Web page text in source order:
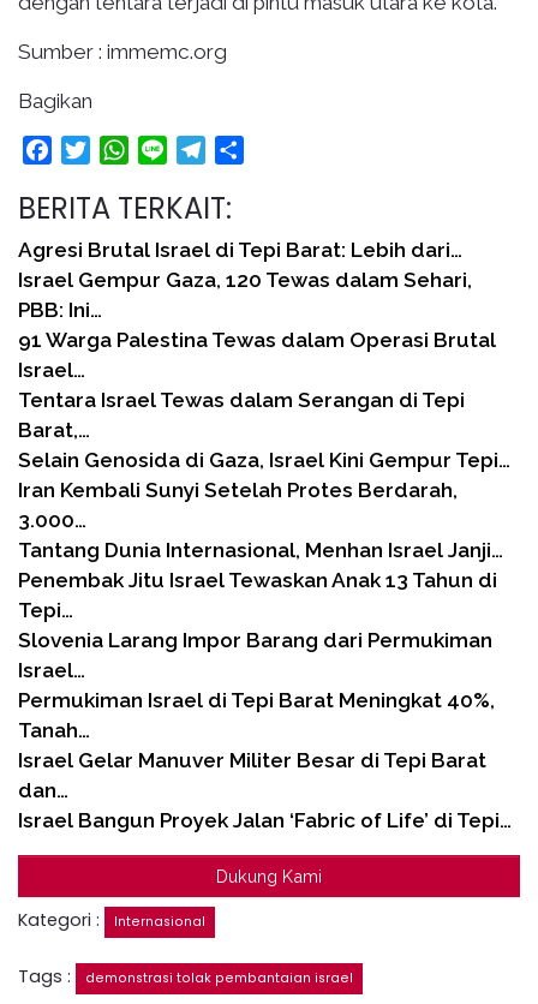
Sumber : immemc.org
Bagikan
FacebookTwitterWhatsApp
Line Telegram
BERITA TERKAIT:
Agresi Brutal Israel di Tepi Barat: Lebih dari…
Israel Gempur Gaza, 120 Tewas dalam Sehari,
PBB: Ini…
91 Warga Palestina Tewas dalam Operasi Brutal
Israel…
Tentara Israel Tewas dalam Serangan di Tepi
Barat,…
Selain Genosida di Gaza, Israel Kini Gempur Tepi…
Iran Kembali Sunyi Setelah Protes Berdarah,
3.000…
Tantang Dunia Internasional, Menhan Israel Janji…
Penembak Jitu Israel Tewaskan Anak 13 Tahun di
Tepi…
Slovenia Larang Impor Barang dari Permukiman
Israel…
Permukiman Israel di Tepi Barat Meningkat 40%,
Tanah…
Israel Gelar Manuver Militer Besar di Tepi Barat
dan…
Israel Bangun Proyek Jalan ‘Fabric of Life’ di Tepi…
Dukung Kami
Kategori : Internasional
Tags : demonstrasi tolak pembantaian israel